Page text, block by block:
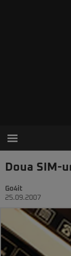
Doua SIM-
Go4it
25.09.2007